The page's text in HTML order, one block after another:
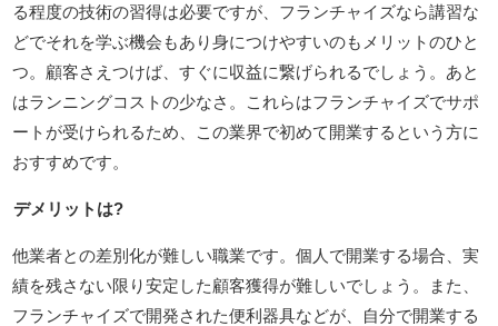
る程度の技術の習得は必要ですが、フランチャイズなら講習な
どでそれを学ぶ機会もあり身につけやすいのもメリットのひと
つ。顧客さえつけば、すぐに収益に繋げられるでしょう。あと
はランニングコストの少なさ。これらはフランチャイズでサポ
ートが受けられるため、この業界で初めて開業するという方に
おすすめです。
デメリットは?
他業者との差別化が難しい職業です。個人で開業する場合、実
績を残さない限り安定した顧客獲得が難しいでしょう。また、
フランチャイズで開発された便利器具などが、自分で開業する